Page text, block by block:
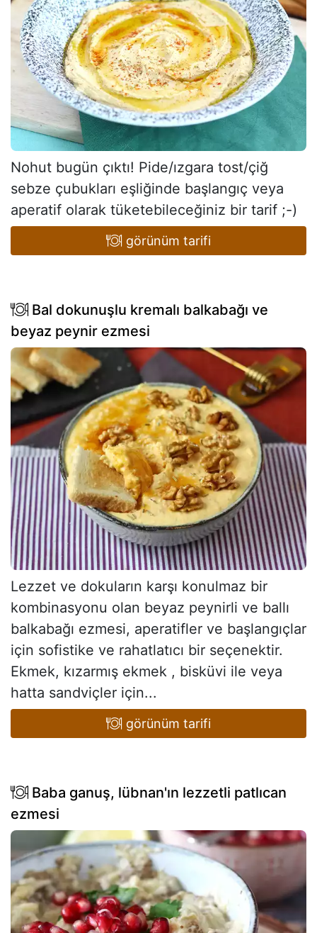
Nohut bugün çıktı! Pide/ızgara tost/çiğ
sebze çubukları eşliğinde başlangıç veya
aperatif olarak tüketebileceğiniz bir tarif ;-)
görünüm tarifi
Bal dokunuşlu kremalı balkabağı ve
beyaz peynir ezmesi
Lezzet ve dokuların karşı konulmaz bir
kombinasyonu olan beyaz peynirli ve ballı
balkabağı ezmesi, aperatifler ve başlangıçlar
için sofistike ve rahatlatıcı bir seçenektir.
Ekmek, kızarmış ekmek , bisküvi ile veya
hatta sandviçler için...
görünüm tarifi
Baba ganuş, lübnan'ın lezzetli patlıcan
ezmesi